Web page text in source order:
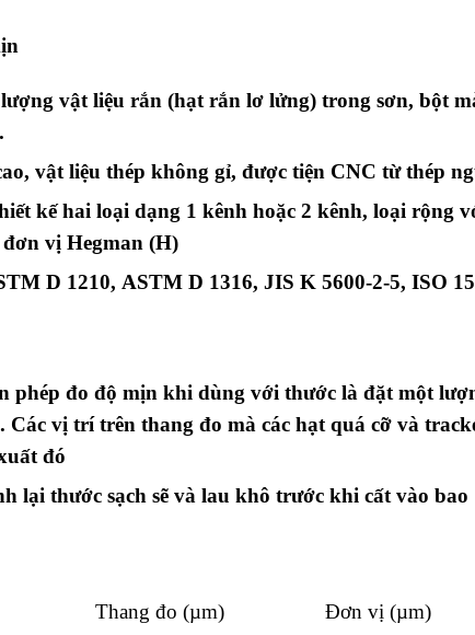
vật liệu rắn (hạt rắn lơ lửng) trong sơn, bột
vật liệu thép không gỉ, được tiện CNC từ thép
kế hai loại dạng 1 kênh hoặc 2 kênh, loại rộng
vị Hegman (H)
D 1210, ASTM D 1316, JIS K 5600-2-5, ISO
phép đo độ mịn khi dùng với thước là đặt một
Các vị trí trên thang đo mà các hạt quá cỡ và
đó
lại thước sạch sẽ và lau khô trước khi cất vào bao
Thang đo (µm) Đơn vị (µm)